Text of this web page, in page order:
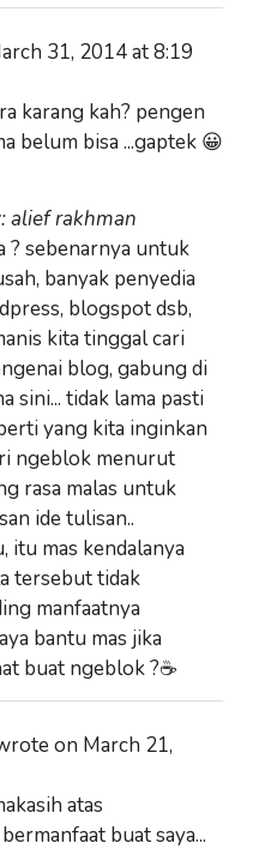
31, 2014at8:19
karang kah? pengen
belum bisa ...gaptek 😀
alief rakhman
? sebenarnya untuk
banyak penyedia
blogspot dsb,
kita tinggal cari
blog, gabung di
sini... tidak lama pasti
yang kita inginkan
ngeblok menurut
rasa malas untuk
ide tulisan..
itu mas kendalanya
tersebut tidak
manfaatnya
bantu mas jika
buat ngeblok ?☕
on March 21,
atas
buat saya...